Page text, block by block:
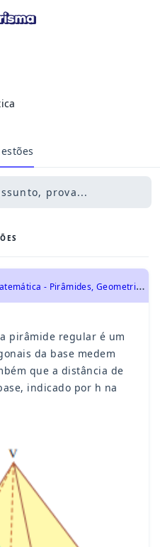
prova...
U
FTM 2013 - Matemática - Pirâmides, Geometria Espacial
pirâmide regular é um
da base medem
que a distância de
indicado por h na